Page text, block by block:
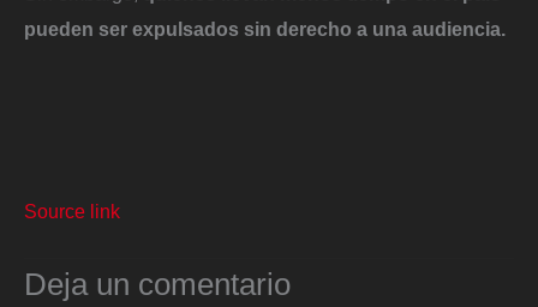
pueden ser expulsados sin derecho a una audiencia.
Source link
Deja un comentario